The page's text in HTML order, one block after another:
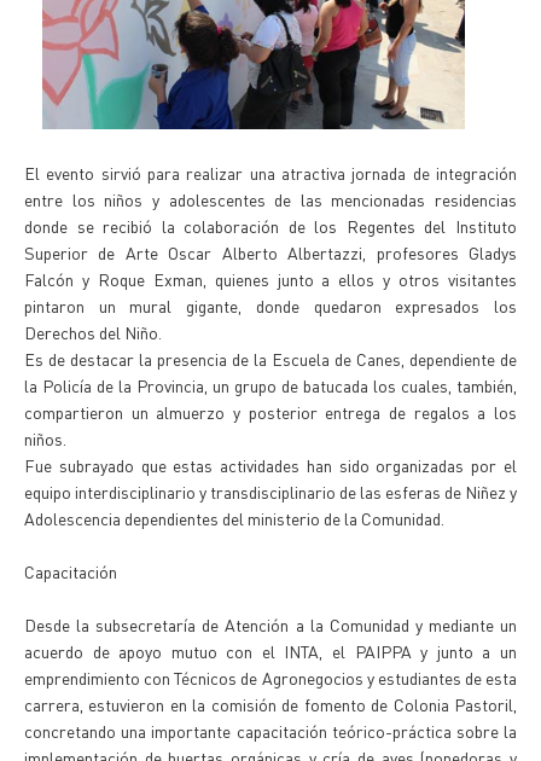
El evento sirvió para realizar una atractiva jornada de integración
entre los niños y adolescentes de las mencionadas residencias
donde se recibió la colaboración de los Regentes del Instituto
Superior de Arte Oscar Alberto Albertazzi, profesores Gladys
Falcón y Roque Exman, quienes junto a ellos y otros visitantes
pintaron un mural gigante, donde quedaron expresados los
Derechos del Niño.
Es de destacar la presencia de la Escuela de Canes, dependiente de
la Policía de la Provincia, un grupo de batucada los cuales, también,
compartieron un almuerzo y posterior entrega de regalos a los
niños.
Fue subrayado que estas actividades han sido organizadas por el
equipo interdisciplinario y transdisciplinario de las esferas de Niñez y
Adolescencia dependientes del ministerio de la Comunidad.
Capacitación
Desde la subsecretaría de Atención a la Comunidad y mediante un
acuerdo de apoyo mutuo con el INTA, el PAIPPA y junto a un
emprendimiento con Técnicos de Agronegocios y estudiantes de esta
carrera, estuvieron en la comisión de fomento de Colonia Pastoril,
concretando una importante capacitación teórico-práctica sobre la